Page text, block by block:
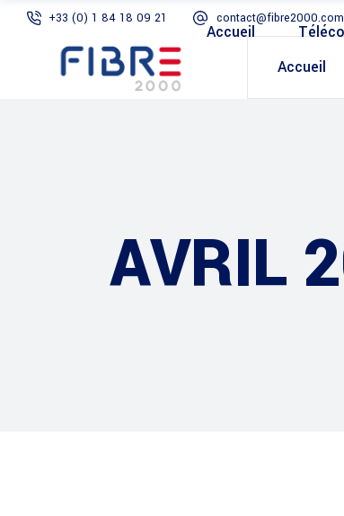
+33 (0) 1 84 18 09 21 contact@fibre2000.com
Accueil
Accueil
AVRIL